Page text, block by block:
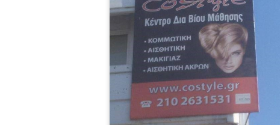
Γίνε επαγγελματίας στην αισθητική
προσώπου και σώματος με πρακτική
εξάσκηση σε φυσικά μοντέλα και μάθε
όλες τις δεξιότητες απο τους
καλύτερους.